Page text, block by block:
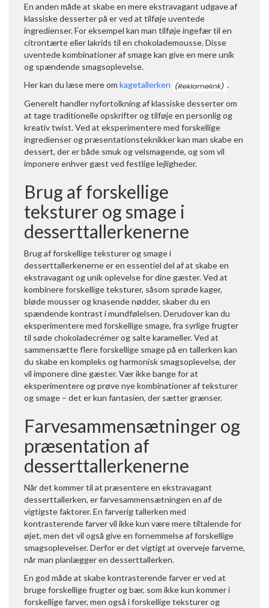
En anden måde at skabe en mere ekstravagant udgave af
klassiske desserter på er ved at tilføje uventede
ingredienser. For eksempel kan man tilføje ingefær til en
citrontærte eller lakrids til en chokolademousse. Disse
uventede kombinationer af smage kan give en mere unik
og spændende smagsoplevelse.
Her kan du læse mere om kagetallerken
.
Generelt handler nyfortolkning af klassiske desserter om
at tage traditionelle opskrifter og tilføje en personlig og
kreativ twist. Ved at eksperimentere med forskellige
ingredienser og præsentationsteknikker kan man skabe en
dessert, der er både smuk og velsmagende, og som vil
imponere enhver gæst ved festlige lejligheder.
Brug af forskellige
teksturer og smage i
desserttallerkenerne
Brug af forskellige teksturer og smage i
desserttallerkenerne er en essentiel del af at skabe en
ekstravagant og unik oplevelse for dine gæster. Ved at
kombinere forskellige teksturer, såsom sprøde kager,
bløde mousser og knasende nødder, skaber du en
spændende kontrast i mundfølelsen. Derudover kan du
eksperimentere med forskellige smage, fra syrlige frugter
til søde chokoladecrémer og salte karameller. Ved at
sammensætte flere forskellige smage på en tallerken kan
du skabe en kompleks og harmonisk smagsoplevelse, der
vil imponere dine gæster. Vær ikke bange for at
eksperimentere og prøve nye kombinationer af teksturer
og smage – det er kun fantasien, der sætter grænser.
Farvesammensætninger og
præsentation af
desserttallerkenerne
Når det kommer til at præsentere en ekstravagant
desserttallerken, er farvesammensætningen en af de
vigtigste faktorer. En farverig tallerken med
kontrasterende farver vil ikke kun være mere tiltalende for
øjet, men det vil også give en fornemmelse af forskellige
smagsoplevelser. Derfor er det vigtigt at overveje farverne,
når man planlægger en desserttallerken.
En god måde at skabe kontrasterende farver er ved at
bruge forskellige frugter og bær, som ikke kun kommer i
forskellige farver, men også i forskellige teksturer og